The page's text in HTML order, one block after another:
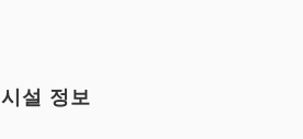
시설 정보